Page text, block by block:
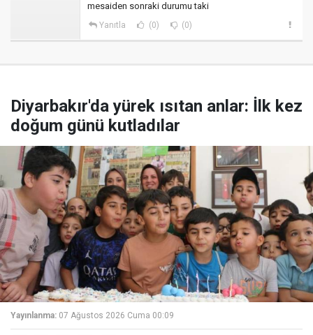
mesaiden sonraki durumu taki
Yanıtla (0) (0)
Diyarbakır'da yürek ısıtan anlar: İlk kez
doğum günü kutladılar
Yayınlanma: 07 Ağustos 2026 Cuma 00:09